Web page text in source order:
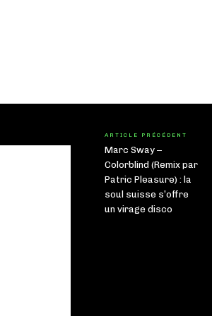
ARTICLE PRÉCÉDENT
Marc Sway –
Colorblind (Remix par
Patric Pleasure) : la
soul suisse s’offre
un virage disco